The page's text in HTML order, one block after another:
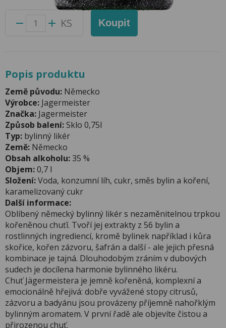
KS Koupit
Popis produktu
Země původu: Německo
Výrobce: Jagermeister
Značka: Jagermeister
Způsob balení:Sklo 0,75l
Typ: bylinný likér
Země: Německo
Obsah alkoholu:35 %
Objem:0,7 l
Složení:Voda, konzumní líh, cukr, směs bylin a koření,
karamelizovaný cukr
Další informace:
Oblíbený německý bylinný likér s nezaměnitelnou trpkou
kořeněnou chuťí. Tvoří jej extrakty z 56 bylin a
rostlinných ingrediencí, kromě bylinek například i kůra
skořice, kořen zázvoru, šafrán a další - ale jejich přesná
kombinace je tajná. Dlouhodobým zráním v dubových
sudech je docílena harmonie bylinného likéru.
Chuť Jägermeistera je jemně kořeněná, komplexní a
emocionálně hřejivá: dobře vyvážené stopy citrusů,
zázvoru a badyánu jsou provázeny příjemně nahořklým
bylinným aromatem. V první řadě ale objevíte čistou a
přirozenou chuť.